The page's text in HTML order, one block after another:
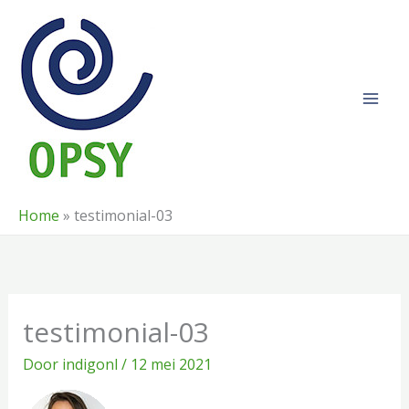
naar
inhoud
Home » testimonial-03
testimonial-03
Door indigonl / 12 mei 2021